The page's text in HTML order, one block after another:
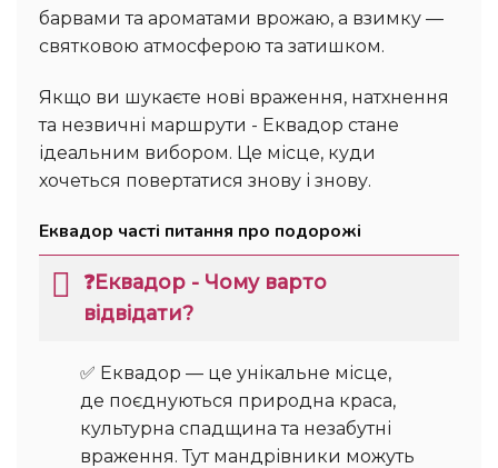
барвами та ароматами врожаю, а взимку —
святковою атмосферою та затишком.
Якщо ви шукаєте нові враження, натхнення
та незвичні маршрути - Еквадор стане
ідеальним вибором. Це місце, куди
хочеться повертатися знову і знову.
Еквадор часті питання про подорожі
❓Еквадор - Чому варто
відвідати?
✅ Еквадор — це унікальне місце,
де поєднуються природна краса,
культурна спадщина та незабутні
враження. Тут мандрівники можуть